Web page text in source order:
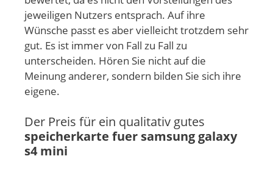
jeweiligen Nutzers entsprach. Auf ihre
Wünsche passt es aber vielleicht trotzdem sehr
gut. Es ist immer von Fall zu Fall zu
unterscheiden. Hören Sie nicht auf die
Meinung anderer, sondern bilden Sie sich ihre
eigene.
Der Preis für ein qualitativ gutes
speicherkarte fuer samsung galaxy
s4 mini